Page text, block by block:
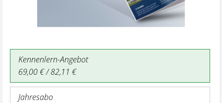
Kennenlern-Angebot
69,00 € / 82,11 €
Jahresabo